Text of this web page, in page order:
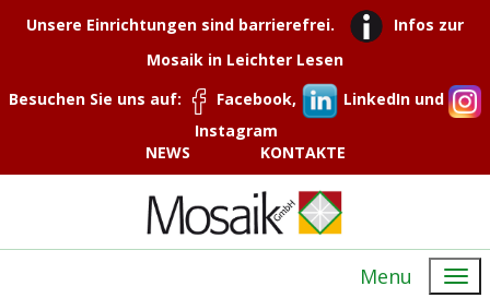
Unsere Einrichtungen sind barrierefrei.
Infos zur
Mosaik in Leichter Lesen
Besuchen Sie uns auf:
Facebook,
LinkedIn und
Instagram
NEWS
KONTAKTE
Menu